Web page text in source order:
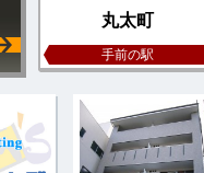
丸太町
手前の駅